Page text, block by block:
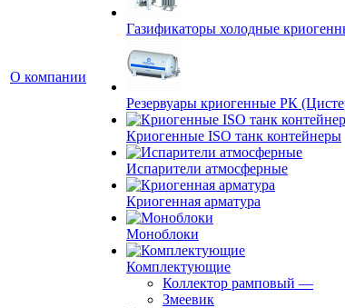
О компании
Газификаторы холодные
Резервуары криогенные РК
Криогенные ISO танк контейнеры
Испарители атмосферные
Криогенная арматура
Моноблоки
Комплектующие
Коллектор рамповый —
Змеевик